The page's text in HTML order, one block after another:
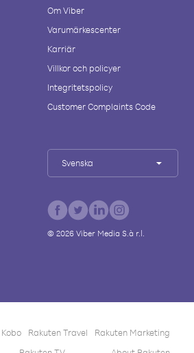
Om Viber
Varumärkescenter
Karriär
Villkor och policyer
Integritetspolicy
Customer Complaints Code
Svenska
© 2026Viber Media S.à r.l.
Rakuten Travel
Rakuten Marketing